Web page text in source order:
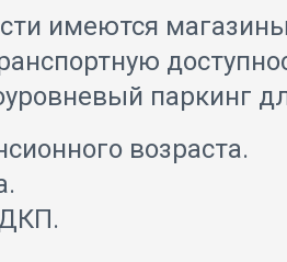
имеются
паркинг
возраста.